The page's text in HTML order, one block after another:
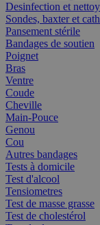
Desinfection et
Sondes, baxter et
Pansement stérile
Bandages de soutien
Poignet
Bras
Ventre
Coude
Cheville
Main-Pouce
Genou
Cou
Autres bandages
Tests à domicile
Test d'alcool
Tensiometres
Test de masse grasse
Test de cholestérol